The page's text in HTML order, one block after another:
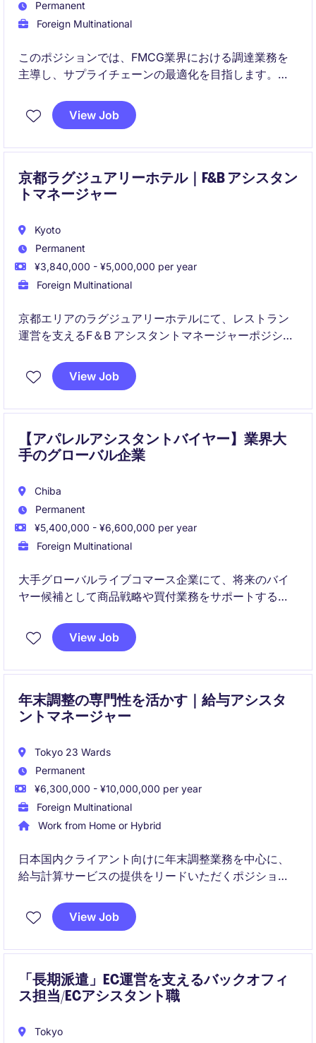
Permanent
Foreign Multinational
このポジションでは、FMCG業界における調達業務を
主導し、サプライチェーンの最適化を目指します。東
P2P（Purchase-to-Pay）プロセスの設計・最適化をリ
ードし、購買ガバナンスと業務効率を両立させます。
View Job
京都ラグジュアリーホテル｜F&B アシスタン
トマネージャー
Kyoto
Permanent
¥3,840,000 - ¥5,000,000 per year
Foreign Multinational
京都エリアのラグジュアリーホテルにて、レストラン
運営を支えるF＆B アシスタントマネージャーポジショ
スト対応、サービス品質向上を通じて、上質なホスピ
タリティを提供いただきます。
View Job
【アパレルアシスタントバイヤー】業界大
手のグローバル企業
Chiba
Permanent
¥5,400,000 - ¥6,600,000 per year
Foreign Multinational
大手グローバルライブコマース企業にて、将来のバイ
ヤー候補として商品戦略や買付業務をサポートするア
市場分析やベンダーマネジメント、商品導入プロセス
View Job
年末調整の専門性を活かす｜給与アシスタ
ントマネージャー
Tokyo 23 Wards
Permanent
¥6,300,000 - ¥10,000,000 per year
Foreign Multinational
Work from Home or Hybrid
日本国内クライアント向けに年末調整業務を中心に、
給与計算サービスの提供をリードいただくポジション
高い専門性を活かしながら、チームマネジメントやグ
ローバル連携を通じてサービス品質向上に貢献いただ
View Job
「長期派遣」EC運営を支えるバックオフィ
ス担当/ECアシスタント職
Tokyo